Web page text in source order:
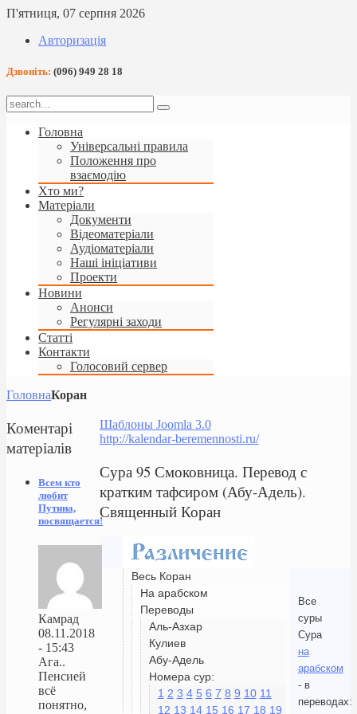
П'ятниця, 07 серпня 2026
Авторизація
Дзвоніть: (096) 949 28 18
Головна
Універсальні правила
Положення про
взаємодію
Хто ми?
Матеріали
Документи
Відеоматеріали
Аудіоматеріали
Наші ініціативи
Проекти
Новини
Анонси
Регулярні заходи
Статті
Контакти
Голосовий сервер
ГоловнаКоран
Шаблоны Joomla 3.0
http://kalendar-beremennosti.ru/
Сура 95 Смоковница. Перевод с
кратким тафсиром (Абу-Адель).
Священный Коран
Весь Коран
На арабском
Переводы
Аль-Азхар
Кулиев
Абу-Адель
Номера сур:
1 2 3 4 5 6 7 8 9 10 11
12 13 14 15 16 17 18 19
Все
суры
Сура
на
арабском
- в
переводах:
Коментарі
матеріалів
Всем кто
любит
Путина,
посвящается!
Камрад
08.11.2018
- 15:43
Ага..
Пенсией
всё
понятно,